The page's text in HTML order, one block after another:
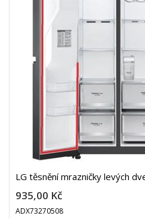
LG těsnění mrazničky levých
935,00 Kč
ADX73270508